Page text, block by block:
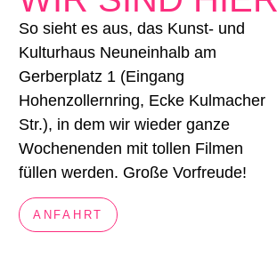
So sieht es aus, das Kunst- und
Kulturhaus Neuneinhalb am
Gerberplatz 1 (Eingang
Hohenzollernring, Ecke Kulmacher
Str.), in dem wir wieder ganze
Wochenenden mit tollen Filmen
füllen werden. Große Vorfreude!
ANFAHRT